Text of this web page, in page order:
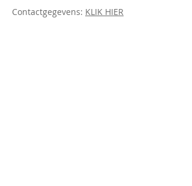
Contactgegevens: KLIK HIER